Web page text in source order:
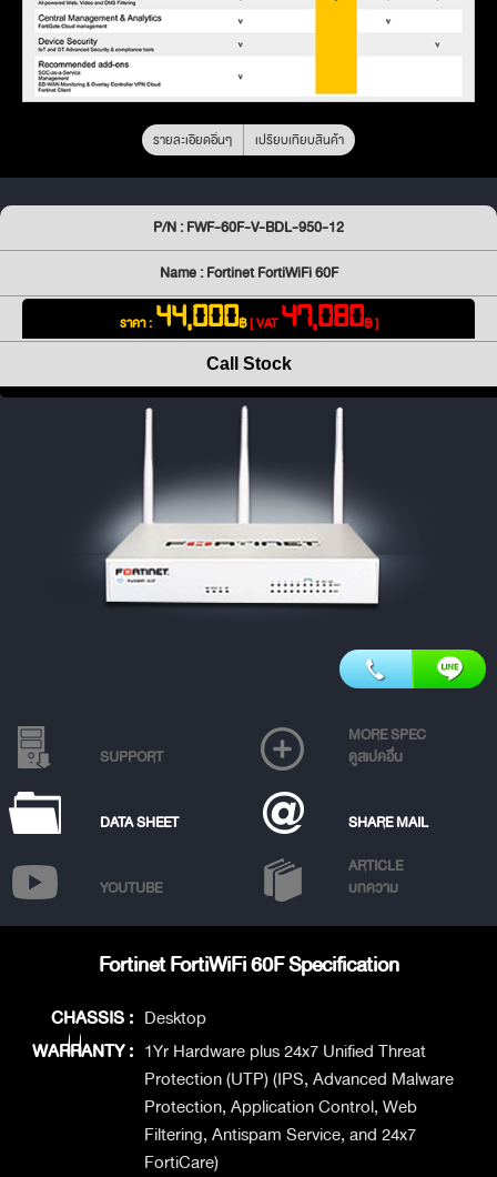
รายละเอียดอื่นๆ เปรียบเทียบสินค้า
P/N : FWF-60F-V-BDL-950-12
Name : Fortinet FortiWiFi 60F
ราคา : 44,000฿[ VAT47,080฿ ]
Call Stock
SUPPORT
MORE SPEC
ดูสเปคอื่น
DATA SHEET SHARE MAIL
YOUTUBE
ARTICLE
บทความ
Fortinet FortiWiFi 60F Specification
CHASSIS : Desktop
WARRANTY : 1Yr Hardware plus 24x7 Unified Threat
Protection (UTP) (IPS, Advanced Malware
Protection, Application Control, Web
Filtering, Antispam Service, and 24x7
FortiCare)